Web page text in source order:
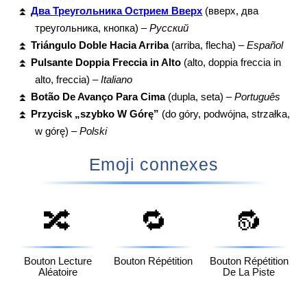
⏫ Два Треугольника Острием Вверх (вверх, два
треугольника, кнопка) –Русский
⏫ Triángulo Doble Hacia Arriba(arriba, flecha) –Español
⏫
Pulsante Doppia Freccia in Alto (alto, doppia freccia in
alto, freccia) –Italiano
⏫
Botão De Avanço Para Cima(dupla, seta) –Português
⏫
Przycisk „szybko W Górę” (do góry, podwójna, strzałka,
w górę) –Polski
Emoji connexes
🔀
Bouton Lecture
Aléatoire
🔁
Bouton Répétition
🔂
Bouton Répétition
De La Piste